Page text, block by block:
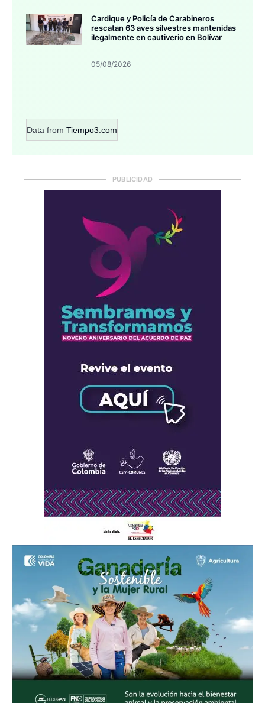
Cardique y Policía de Carabineros
rescatan 63 aves silvestres mantenidas
ilegalmente en cautiverio en Bolívar
05/08/2026
Data from Tiempo3.com
PUBLICIDAD